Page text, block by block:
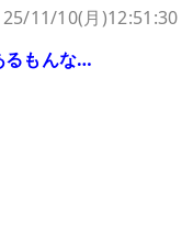
25/11/10(月)12:51:30
るもんな…